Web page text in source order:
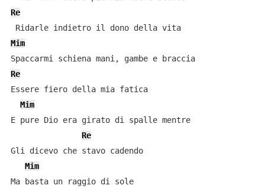
Re
Ridarle indietro il dono della vita
Mim
Spaccarmi schiena mani, gambe e braccia
Re
Essere fiero della mia fatica
Mim
E pure Dio era girato di spalle mentre
Re
Gli dicevo che stavo cadendo
Mim
Ma basta un raggio di sole